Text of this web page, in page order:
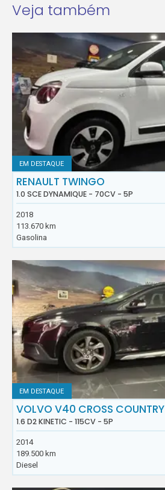
Veja também
EM DESTAQUE
RENAULT TWINGO
1.0 SCE DYNAMIQUE - 70CV - 5P
2018
113.670 km
Gasolina
EM DESTAQUE
VOLVO V40 CROSS COUNTRY
1.6 D2 KINETIC - 115CV - 5P
2014
189.500 km
Diesel